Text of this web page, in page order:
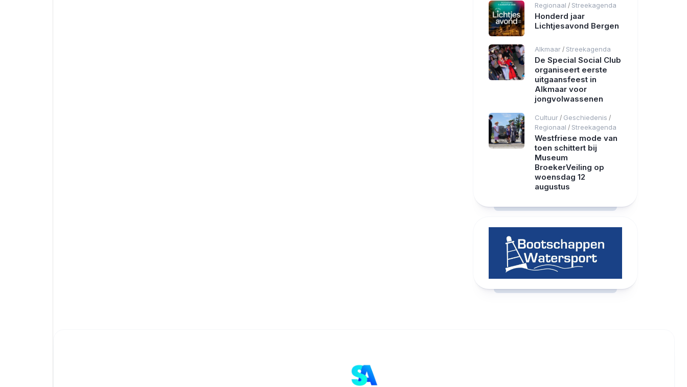
Regionaal / Streekagenda
Honderd jaar
Lichtjesavond Bergen
Alkmaar / Streekagenda
De Special Social Club
organiseert eerste
uitgaansfeest in
Alkmaar voor
jongvolwassenen
Cultuur / Geschiedenis /
Regionaal / Streekagenda
Westfriese mode van
toen schittert bij
Museum
BroekerVeiling op
woensdag 12
augustus